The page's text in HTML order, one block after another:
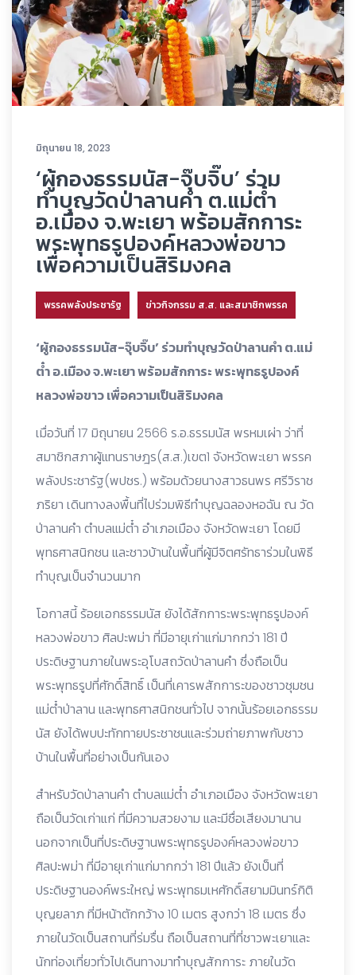
มิถุนายน 18, 2023
‘ผู้กองธรรมนัส-จุ๊บจิ๊บ’ ร่วม
ทำบุญวัดป่าลานคำ ต.แม่ต๋ำ
อ.เมือง จ.พะเยา พร้อมสักการะ
พระพุทธรูปองค์หลวงพ่อขาว
เพื่อความเป็นสิริมงคล
พรรคพลังประชารัฐ ข่าวกิจกรรม ส.ส. และสมาชิกพรรค
‘ผู้กองธรรมนัส-จุ๊บจิ๊บ’ ร่วมทำบุญวัดป่าลานคำ ต.แม่
ต๋ำ อ.เมือง จ.พะเยา พร้อมสักการะ พระพุทธรูปองค์
หลวงพ่อขาว เพื่อความเป็นสิริมงคล
เมื่อวันที่ 17 มิถุนายน 2566 ร.อ.ธรรมนัส พรหมเผ่า ว่าที่
สมาชิกสภาผู้แทนราษฎร(ส.ส.)เขต1 จังหวัดพะเยา พรรค
พลังประชารัฐ(พปชร.) พร้อมด้วยนางสาวธนพร ศรีวิราช
ภริยา เดินทางลงพื้นที่ไปร่วมพิธีทำบุญฉลองหอฉัน ณ วัด
ป่าลานคำ ตำบลแม่ต๋ำ อำเภอเมือง จังหวัดพะเยา โดยมี
พุทธศาสนิกชน และชาวบ้านในพื้นที่ผู้มีจิตศรัทธาร่วมในพิธี
ทำบุญเป็นจำนวนมาก
โอกาสนี้ ร้อยเอกธรรมนัส ยังได้สักการะพระพุทธรูปองค์
หลวงพ่อขาว ศิลปะพม่า ที่มีอายุเก่าแก่มากกว่า 181 ปี
ประดิษฐานภายในพระอุโบสถวัดป่าลานคำ ซึ่งถือเป็น
พระพุทธรูปที่ศักดิ์สิทธิ์ เป็นที่เคารพสักการะของชาวชุมชน
แม่ต๋ำป่าลาน และพุทธศาสนิกชนทั่วไป จากนั้นร้อยเอกธรรม
นัส ยังได้พบปะทักทายประชาชนและร่วมถ่ายภาพกับชาว
บ้านในพื้นที่อย่างเป็นกันเอง
สำหรับวัดป่าลานคำ ตำบลแม่ต๋ำ อำเภอเมือง จังหวัดพะเยา
ถือเป็นวัดเก่าแก่ ที่มีความสวยงาม และมีชื่อเสียงมานาน
นอกจากเป็นที่ประดิษฐานพระพุทธรูปองค์หลวงพ่อขาว
ศิลปะพม่า ที่มีอายุเก่าแก่มากกว่า 181 ปีแล้ว ยังเป็นที่
ประดิษฐานองค์พระใหญ่ พระพุทธมเหศักดิ์สยามมินทร์กิติ
บุญยลาภ ที่มีหน้าตักกว้าง 10 เมตร สูงกว่า 18 เมตร ซึ่ง
ภายในวัดเป็นสถานที่ร่มรื่น ถือเป็นสถานที่ที่ชาวพะเยาและ
นักท่องเที่ยวทั่วไปเดินทางมาทำบุญสักการะ ภายในวัด